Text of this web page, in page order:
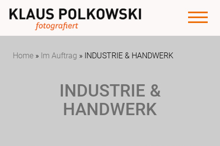
Home » Im Auftrag » INDUSTRIE & HANDWERK
INDUSTRIE &
HANDWERK